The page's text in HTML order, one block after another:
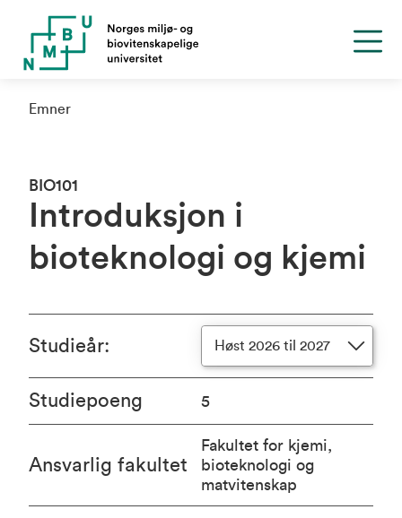
Emner
BIO101
Introduksjon i
bioteknologi og kjemi
Studieår: Høst 2026 til 2027
Studiepoeng 5
Ansvarlig fakultet
Fakultet for kjemi,
bioteknologi og
matvitenskap